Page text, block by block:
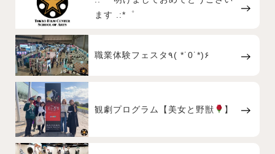
ます .:*゜
職業体験フェスタ٩( *˙0˙*)۶
観劇プログラム【美女と野獣 】